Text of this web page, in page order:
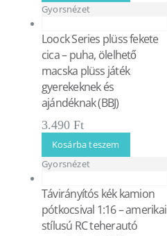
Gyorsnézet
Loock Series plüss fekete
cica – puha, ölelhető
macska plüss játék
gyerekeknek és
ajándéknak (BBJ)
3.490 Ft
Kosárba teszem
Gyorsnézet
Távirányítós kék kamion
pótkocsival 1:16 – amerikai
stílusú RC teherautó